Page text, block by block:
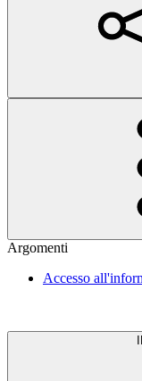
Argomenti
Accesso